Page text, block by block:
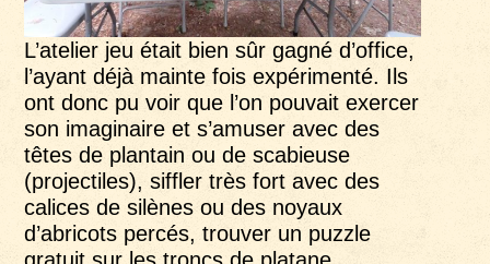
L’atelier jeu était bien sûr gagné d’office,
l’ayant déjà mainte fois expérimenté. Ils
ont donc pu voir que l’on pouvait exercer
son imaginaire et s’amuser avec des
têtes de plantain ou de scabieuse
(projectiles), siffler très fort avec des
calices de silènes ou des noyaux
d’abricots percés, trouver un puzzle